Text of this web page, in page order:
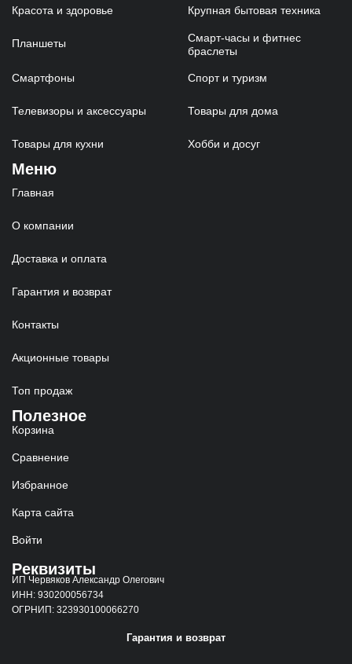
Красота и здоровье Крупная бытовая техника
Планшеты
Смарт-часы и фитнес
браслеты
Смартфоны Спорт и туризм
Телевизоры и аксессуары Товары для дома
Товары для кухни Хобби и досуг
Меню
Главная
О компании
Доставка и оплата
Гарантия и возврат
Контакты
Акционные товары
Топ продаж
Полезное
Корзина
Сравнение
Избранное
Карта сайта
Войти
Реквизиты
ИП Червяков Александр Олегович
ИНН: 930200056734
ОГРНИП: 323930100066270
Гарантия и возврат